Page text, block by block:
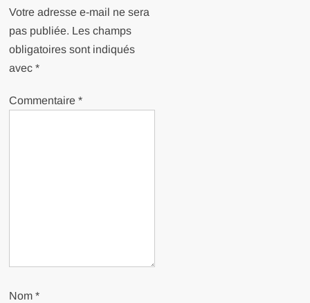
Votre adresse e-mail ne sera
pas publiée. Les champs
obligatoires sont indiqués
avec*
Commentaire*
Nom*